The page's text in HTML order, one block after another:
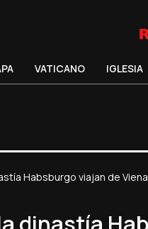
VATICANO IGLESIA
Habsburgo viajan de Viena